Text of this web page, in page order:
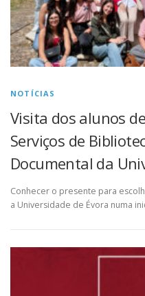
NOTÍCIAS
Visita dos alunos
Serviços de
Documental da
Conhecer o presente para
a Universidade de Évora numa